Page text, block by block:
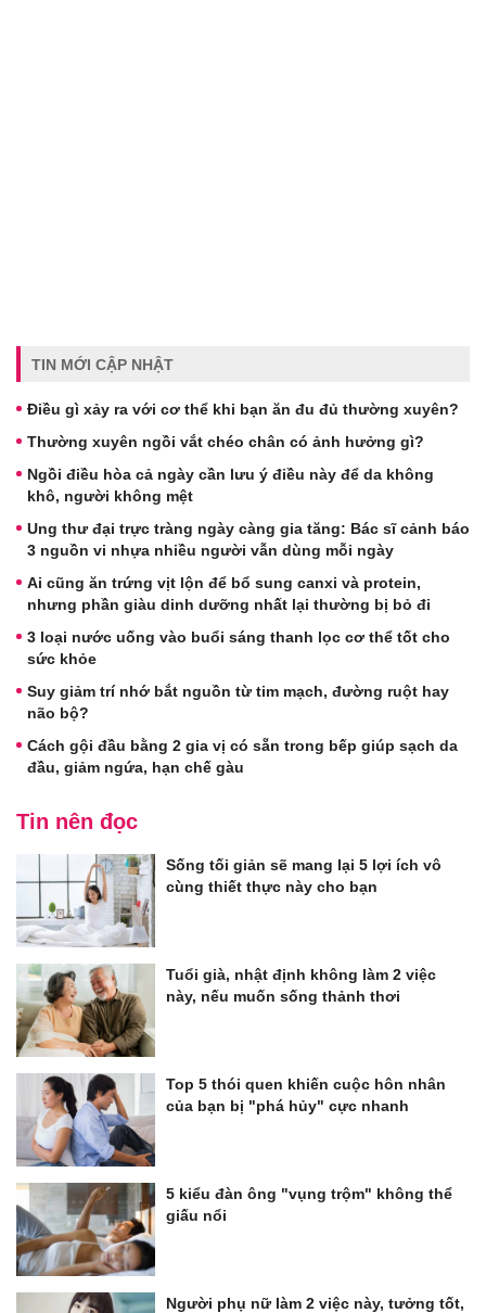
TIN MỚI CẬP NHẬT
Điều gì xảy ra với cơ thể khi bạn ăn đu đủ thường xuyên?
Thường xuyên ngồi vắt chéo chân có ảnh hưởng gì?
Ngồi điều hòa cả ngày cần lưu ý điều này để da không
khô, người không mệt
Ung thư đại trực tràng ngày càng gia tăng: Bác sĩ cảnh báo
3 nguồn vi nhựa nhiều người vẫn dùng mỗi ngày
Ai cũng ăn trứng vịt lộn để bổ sung canxi và protein,
nhưng phần giàu dinh dưỡng nhất lại thường bị bỏ đi
3 loại nước uống vào buổi sáng thanh lọc cơ thể tốt cho
sức khỏe
Suy giảm trí nhớ bắt nguồn từ tim mạch, đường ruột hay
não bộ?
Cách gội đầu bằng 2 gia vị có sẵn trong bếp giúp sạch da
đầu, giảm ngứa, hạn chế gàu
Tin nên đọc
Sống tối giản sẽ mang lại 5 lợi ích vô
cùng thiết thực này cho bạn
Tuổi già, nhật định không làm 2 việc
này, nếu muốn sống thảnh thơi
Top 5 thói quen khiến cuộc hôn nhân
của bạn bị "phá hủy" cực nhanh
5 kiểu đàn ông "vụng trộm" không thể
giấu nổi
Người phụ nữ làm 2 việc này, tưởng tốt,